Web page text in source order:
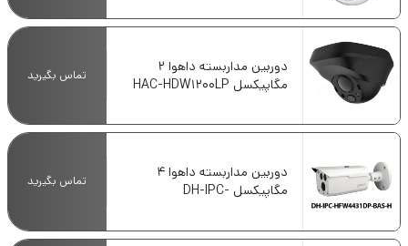
دوربین مداربسته داهوا 2
مگاپیکسل HAC-HDW1200LP
تماس بگیرید
دوربین مداربسته داهوا 4
مگاپیکسل DH-IPC-
تماس بگیرید